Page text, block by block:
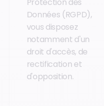
Données (RGPD),
vous disposez
notamment d'un
droit d'accès, de
rectification et
d'opposition.